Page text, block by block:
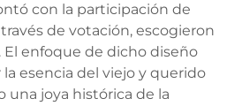
con la participación de
través de votación, escogieron
El enfoque de dicho diseño
esencia del viejo y querido
una joya histórica de la